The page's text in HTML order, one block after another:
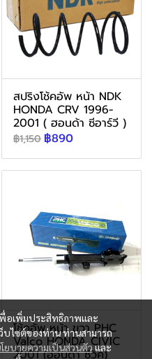
สปริงโช้คอัพ หน้า NDK
HONDA CRV 1996-
2001 ( ฮอนด้า ซีอาร์วี )
฿1,150 ฿890
โช้คอัพ หน้า ขวา PHC
Valco HONDA CIVIC
2001 (ฮอนด้า ซีวิค)
พื่อเพิ่มประสิทธิภาพและ
บไซต์ของท่าน ท่านสามารถ
ยบายความเป็นส่วนตัวและ